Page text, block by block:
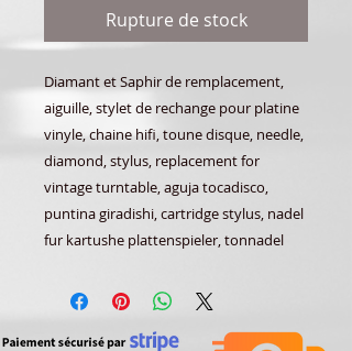
Rupture de stock
Diamant et Saphir de remplacement,
aiguille, stylet de rechange pour platine
vinyle, chaine hifi, toune disque, needle,
diamond, stylus, replacement for
vintage turntable, aguja tocadisco,
puntina giradishi, cartridge stylus, nadel
fur kartushe plattenspieler, tonnadel